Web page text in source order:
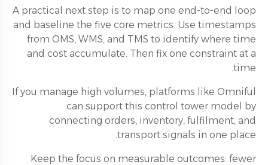
A practical next step is to map one end-to-end loop
and baseline the five core metrics. Use timestamps
from OMS, WMS, and TMS to identify where time
and cost accumulate. Then fix one constraint at a
time.
If you manage high volumes, platforms like Omniful
can support this control tower model by
connecting orders, inventory, fulfilment, and
transport signals in one place.
Keep the focus on measurable outcomes: fewer